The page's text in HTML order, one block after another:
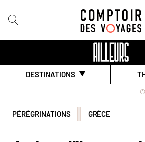
DESTINATIONS
©
PÉRÉGRINATIONS GRÈCE